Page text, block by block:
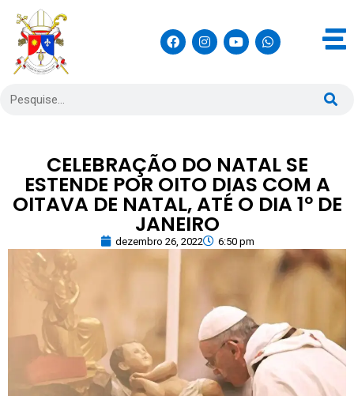
CELEBRAÇÃO DO NATAL SE
ESTENDE POR OITO DIAS COM A
OITAVA DE NATAL, ATÉ O DIA 1º DE
JANEIRO
dezembro 26, 2022 6:50 pm